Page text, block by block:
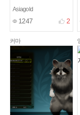
Asiagold
1247 2
커마